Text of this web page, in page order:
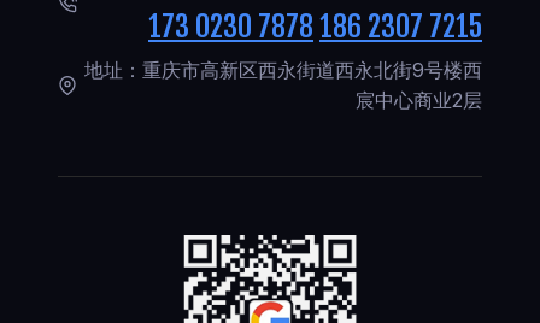
173 0230 7878 186 2307 7215
地址：重庆市高新区西永街道西永北街9号楼西
宸中心商业2层